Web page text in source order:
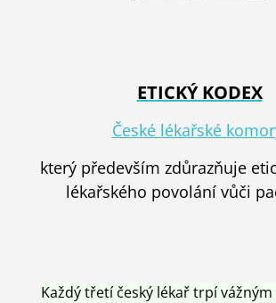
ETICKÝ KODEX
České lékařské
který především zdůrazňuje
lékařského povolání vůči
Každý třetí český lékař trpí